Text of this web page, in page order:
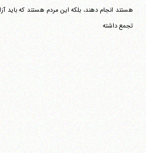
هستند انجام دهند، بلکه این مردم هستند که باید
تجمع داشته